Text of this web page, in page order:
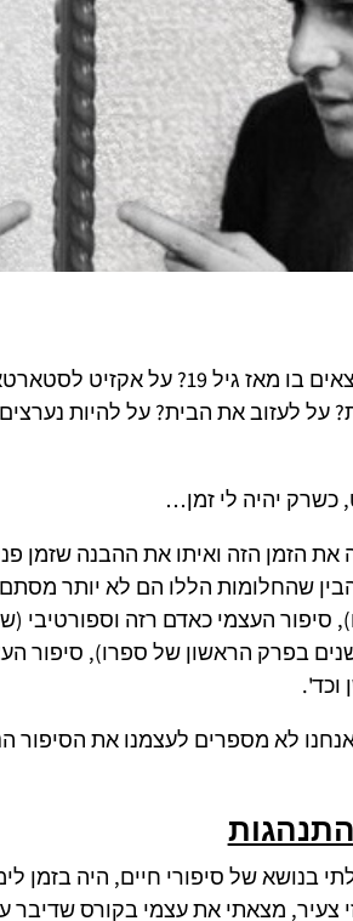
על לסגור את המינוס שאתם נמצאים
על לקנות בית? על לעזוב את הבית? על
כשרק יהיה לי זמן…
את הזמן הזה ואיתו את ההבנה שזמן
שהחלומות הללו הם לא יותר
סיפור העצמי כאדם רזה וספורטיבי
העצמי כסופר (שתקוע 5 שנים בפרק הראשון של
וכד'.
לא מספרים לעצמנו את הסיפור
התנהגות
בנושא של סיפורי חיים, היה בזמן
צעיר, מצאתי את עצמי בקורס שדיבר